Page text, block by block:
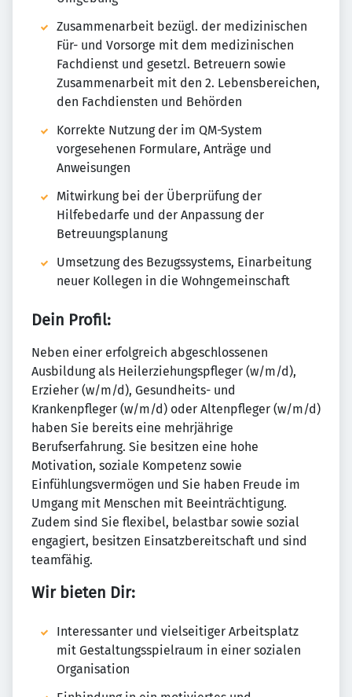
Zusammenarbeit bezügl. der medizinischen
Für- und Vorsorge mit dem medizinischen
Fachdienst und gesetzl. Betreuern sowie
Zusammenarbeit mit den 2. Lebensbereichen,
den Fachdiensten und Behörden
Korrekte Nutzung der im QM-System
vorgesehenen Formulare, Anträge und
Anweisungen
Mitwirkung bei der Überprüfung der
Hilfebedarfe und der Anpassung der
Betreuungsplanung
Umsetzung des Bezugssystems, Einarbeitung
neuer Kollegen in die Wohngemeinschaft
Dein Profil:
Neben einer erfolgreich abgeschlossenen
Ausbildung als Heilerziehungspfleger (w/m/d),
Erzieher (w/m/d), Gesundheits- und
Krankenpfleger (w/m/d) oder Altenpfleger (w/m/d)
haben Sie bereits eine mehrjährige
Berufserfahrung. Sie besitzen eine hohe
Motivation, soziale Kompetenz sowie
Einfühlungsvermögen und Sie haben Freude im
Umgang mit Menschen mit Beeinträchtigung.
Zudem sind Sie flexibel, belastbar sowie sozial
engagiert, besitzen Einsatzbereitschaft und sind
teamfähig.
Wir bieten Dir:
Interessanter und vielseitiger Arbeitsplatz
mit Gestaltungsspielraum in einer sozialen
Organisation